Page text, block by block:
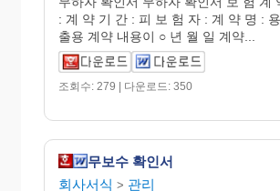
: 계 약 기 간 : 피 보 험 자 : 계 약 명 :
출용 계약 내용이 ○ 년 월 일 계약...
조회수: 279 | 다운로드: 350
무보수 확인서
회사서식 > 관리